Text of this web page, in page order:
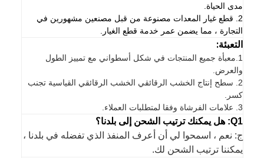
مدى الحياة.
2. قطع غيار المعدات مصنوعة من قبل مصنعين مشهورين في
التجارة ، مما يضمن عمر خدمة قطع الغيار.
التعبئة:
1. معبأة جميع المنتجات في شكل أسطواني مع تمييز الطول
والعرض.
2. سطح إنتاج الخشب الرقائقي الخشب الرقائقي القياسية تجنب
كسر.
3. علامات الفرشاة وفقا لمتطلبات العملاء.
Q1: هل يمكنك ترتيب الشحن إلى بلدنا؟
ج: نعم ، اسمحوا لي أن أعرف المنفذ الذي تفضله في بلدنا ،
يمكننا ترتيب الشحن لك.